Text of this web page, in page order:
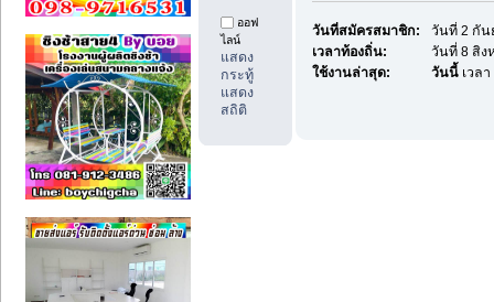
ออฟ
ไลน์
แสดง
กระทู้
แสดง
สถิติ
วันที่สมัครสมาชิก:
วันที่ 2 กัน
เวลาท้องถิ่น:
วันที่ 8 สิง
ใช้งานล่าสุด:
วันนี้เวลา